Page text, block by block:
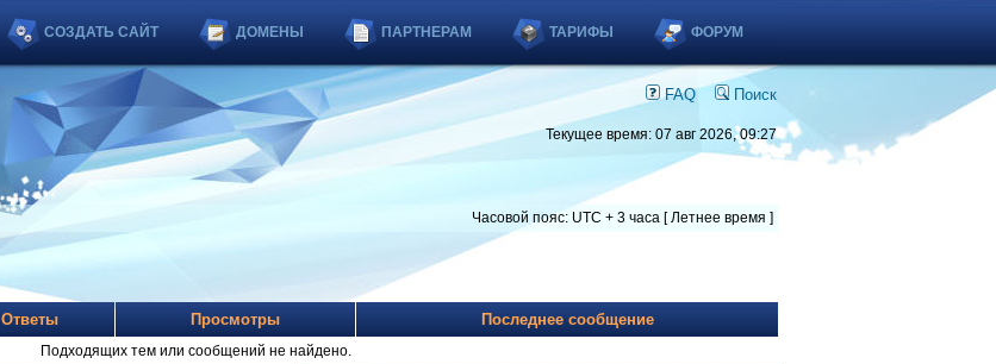
СОЗДАТЬ САЙТ ДОМЕНЫ ПАРТНЕРАМ ТАРИФЫ ФОРУМ
FAQ Поиск
Текущее время: 07 авг 2026, 09:27
Часовой пояс: UTC + 3 часа [ Летнее время ]
Ответы Просмотры Последнее сообщение
Подходящих тем или сообщений не найдено.